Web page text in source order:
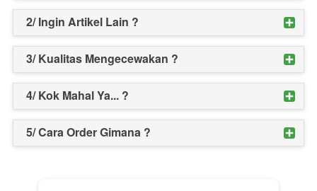
2/ Ingin Artikel Lain ?
3/ Kualitas Mengecewakan ?
4/ Kok Mahal Ya... ?
5/ Cara Order Gimana ?